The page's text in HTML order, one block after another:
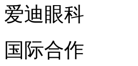
爱迪眼科
国际合作